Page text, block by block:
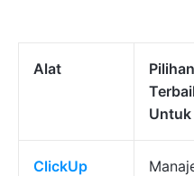
Alat
Pilihan
Untuk
ClickUp